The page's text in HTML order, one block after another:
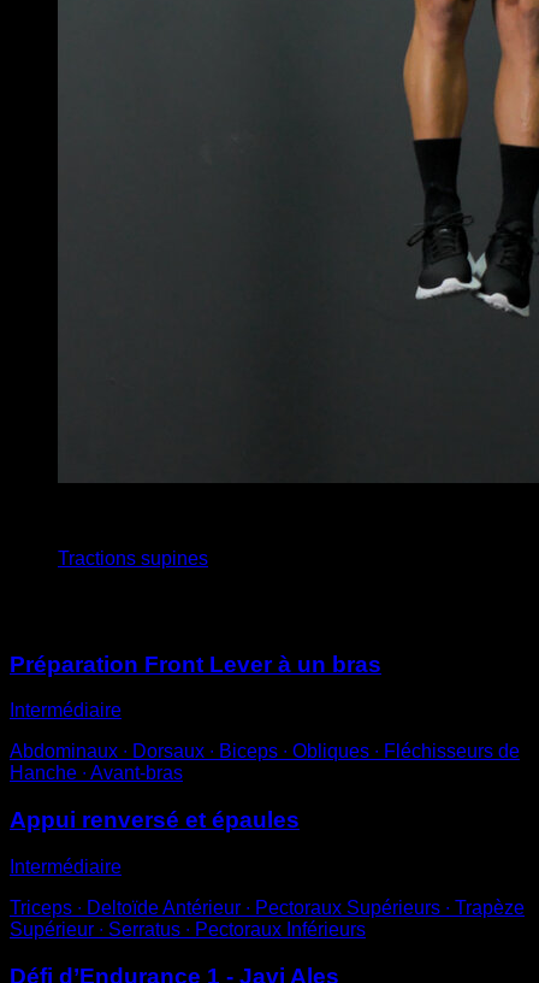
Tractions supines
Préparation Front Lever à un bras
Intermédiaire
Abdominaux ∙ Dorsaux ∙ Biceps ∙ Obliques ∙ Fléchisseurs de
Hanche ∙ Avant-bras
Appui renversé et épaules
Intermédiaire
Triceps ∙ Deltoïde Antérieur ∙ Pectoraux Supérieurs ∙ Trapèze
Supérieur ∙ Serratus ∙ Pectoraux Inférieurs
Défi d’Endurance 1 - Javi Ales